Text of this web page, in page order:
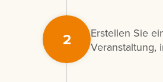
2
Erstellen Sie
Veranstaltung,